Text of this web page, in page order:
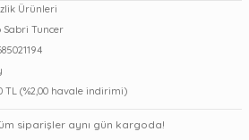
Ürünleri
Sabri Tuncer
TL (%2,00 havale indirimi)
siparişler aynı gün kargoda!